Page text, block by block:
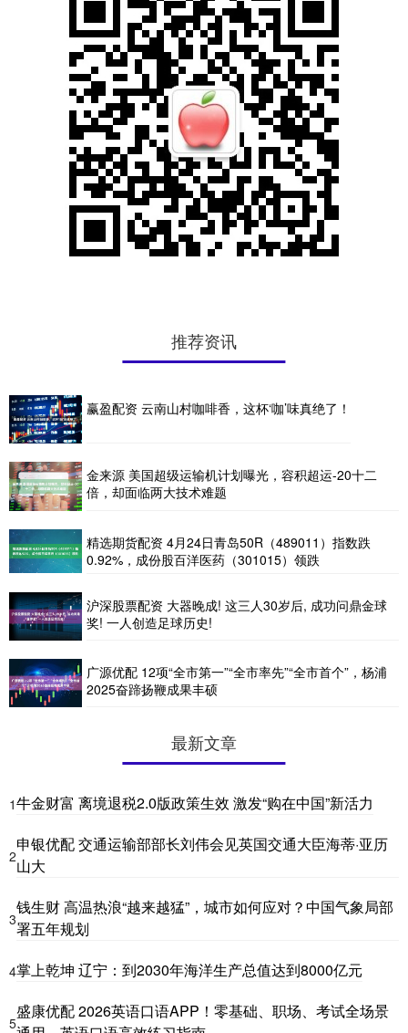
推荐资讯
赢盈配资 云南山村咖啡香，这杯‘咖’味真绝了！
金来源 美国超级运输机计划曝光，容积超运-20十二
倍，却面临两大技术难题
精选期货配资 4月24日青岛50R（489011）指数跌
0.92%，成份股百洋医药（301015）领跌
沪深股票配资 大器晚成! 这三人30岁后, 成功问鼎金球
奖! 一人创造足球历史!
广源优配 12项“全市第一”“全市率先”“全市首个”，杨浦
2025奋蹄扬鞭成果丰硕
最新文章
1牛金财富 离境退税2.0版政策生效 激发“购在中国”新活力
2
申银优配 交通运输部部长刘伟会见英国交通大臣海蒂·亚历
山大
3
钱生财 高温热浪“越来越猛”，城市如何应对？中国气象局部
署五年规划
4掌上乾坤 辽宁：到2030年海洋生产总值达到8000亿元
5
盛康优配 2026英语口语APP！零基础、职场、考试全场景